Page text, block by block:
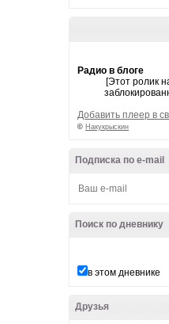
Радио в блоге
[Этот ролик
Добавить плеер в
© Накукрыскин
Подписка по e-mail
Поиск по дневнику
в этом дневнике
Друзья